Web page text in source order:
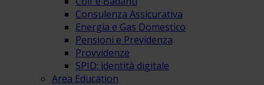
Consulenza Assicurativa
Energia e Gas Domestico
Pensioni e Previdenza
Provvidenze
SPID: identità digitale
Area Education